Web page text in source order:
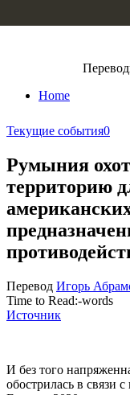
Home
Текущие события0
Румыния
территорию
Перевод Игорь
Time to Read:-words
Источник
И без того
обострилась в связи